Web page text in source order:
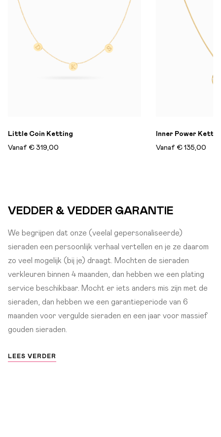
Little Coin Ketting
Vanaf € 319,00
Inner Power
Vanaf € 135,00
VEDDER & VEDDER GARANTIE
We begrijpen dat onze (veelal gepersonaliseerde)
sieraden een persoonlijk verhaal vertellen en je ze daarom
zo veel mogelijk (bij je) draagt. Mochten de sieraden
verkleuren binnen 4 maanden, dan hebben we een plating
service beschikbaar. Mocht er iets anders mis zijn met de
sieraden, dan hebben we een garantieperiode van 6
maanden voor vergulde sieraden en een jaar voor massief
gouden sieraden.
LEES VERDER